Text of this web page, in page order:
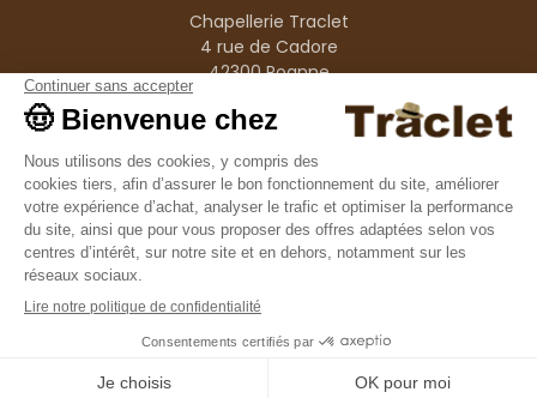
Chapellerie Traclet
4 rue de Cadore
42300 Roanne
Produits
Nos marques